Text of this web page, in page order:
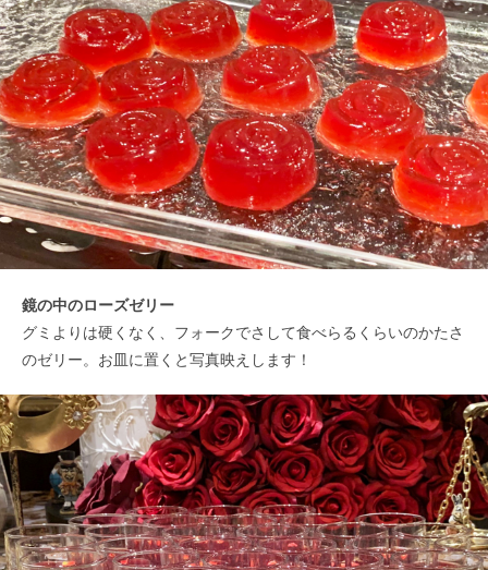
鏡の中のローズゼリー
グミよりは硬くなく、フォークでさして食べらるくらいのかたさ
のゼリー。お皿に置くと写真映えします！